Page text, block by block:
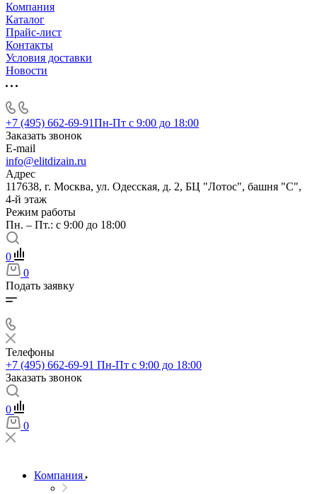
Компания
Каталог
Прайс-лист
Контакты
Условия доставки
Новости
+7 (495) 662-69-91Пн-Пт c 9:00 до 18:00
Заказать звонок
E-mail
info@elitdizain.ru
Адрес
117638, г. Москва, ул. Одесская, д. 2, БЦ "Лотос", башня "С",
4-й этаж
Режим работы
Пн. – Пт.: с 9:00 до 18:00
0
0
Подать заявку
Телефоны
+7 (495) 662-69-91 Пн-Пт c 9:00 до 18:00
Заказать звонок
0
0
Компания